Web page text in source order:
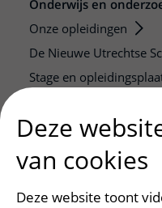
Onderwijs en
Onze opleidingen
De Nieuwe Utrechtse
Stage en
Strategic programs
Research groups
Researchers
Research technologies
Deze
van cookies
Deze website toont